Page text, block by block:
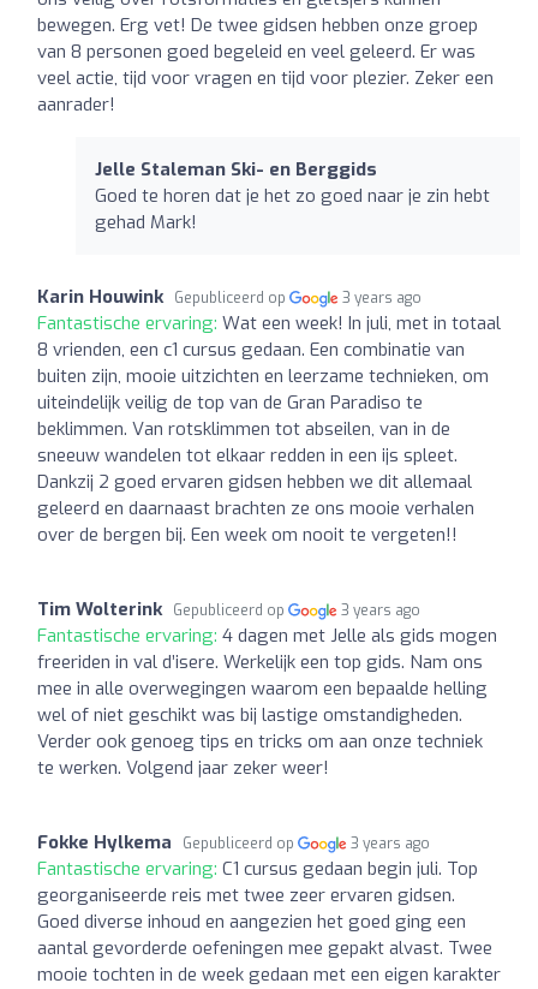
bewegen. Erg vet! De twee gidsen hebben onze groep
van 8 personen goed begeleid en veel geleerd. Er was
veel actie, tijd voor vragen en tijd voor plezier. Zeker een
aanrader!
Jelle Staleman Ski- en Berggids
Goed te horen dat je het zo goed naar je zin hebt
gehad Mark!
Karin Houwink Gepubliceerd op 3 years ago
Fantastische ervaring: Wat een week! In juli, met in totaal
8 vrienden, een c1 cursus gedaan. Een combinatie van
buiten zijn, mooie uitzichten en leerzame technieken, om
uiteindelijk veilig de top van de Gran Paradiso te
beklimmen. Van rotsklimmen tot abseilen, van in de
sneeuw wandelen tot elkaar redden in een ijs spleet.
Dankzij 2 goed ervaren gidsen hebben we dit allemaal
geleerd en daarnaast brachten ze ons mooie verhalen
over de bergen bij. Een week om nooit te vergeten!!
Tim Wolterink Gepubliceerd op 3 years ago
Fantastische ervaring: 4 dagen met Jelle als gids mogen
freeriden in val d’isere. Werkelijk een top gids. Nam ons
mee in alle overwegingen waarom een bepaalde helling
wel of niet geschikt was bij lastige omstandigheden.
Verder ook genoeg tips en tricks om aan onze techniek
te werken. Volgend jaar zeker weer!
Fokke Hylkema Gepubliceerd op 3 years ago
Fantastische ervaring: C1 cursus gedaan begin juli. Top
georganiseerde reis met twee zeer ervaren gidsen.
Goed diverse inhoud en aangezien het goed ging een
aantal gevorderde oefeningen mee gepakt alvast. Twee
mooie tochten in de week gedaan met een eigen karakter